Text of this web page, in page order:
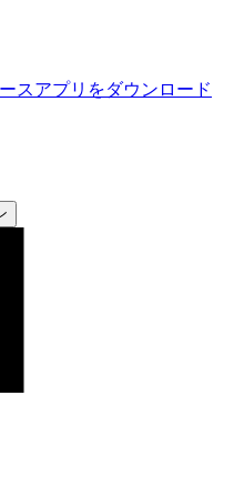
スアプリをダウンロード